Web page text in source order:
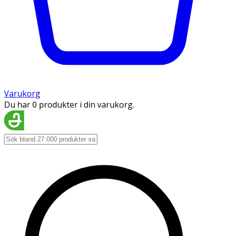
Varukorg
Du har 0 produkter i din varukorg.